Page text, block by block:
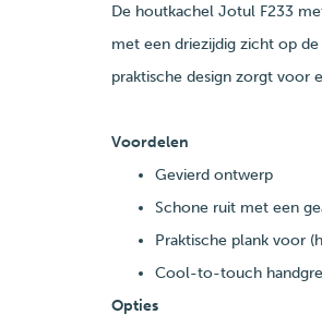
De houtkachel Jotul F233
met een driezijdig zicht op
praktische design zorgt voor
Voordelen
Gevierd ontwerp
Schone ruit met een
Praktische plank voor
Cool-to-touch
Opties